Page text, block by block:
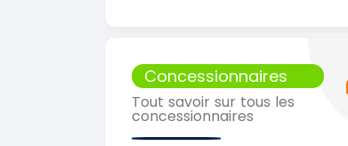
Concessionnaires
Tout savoir sur tous les
concessionnaires